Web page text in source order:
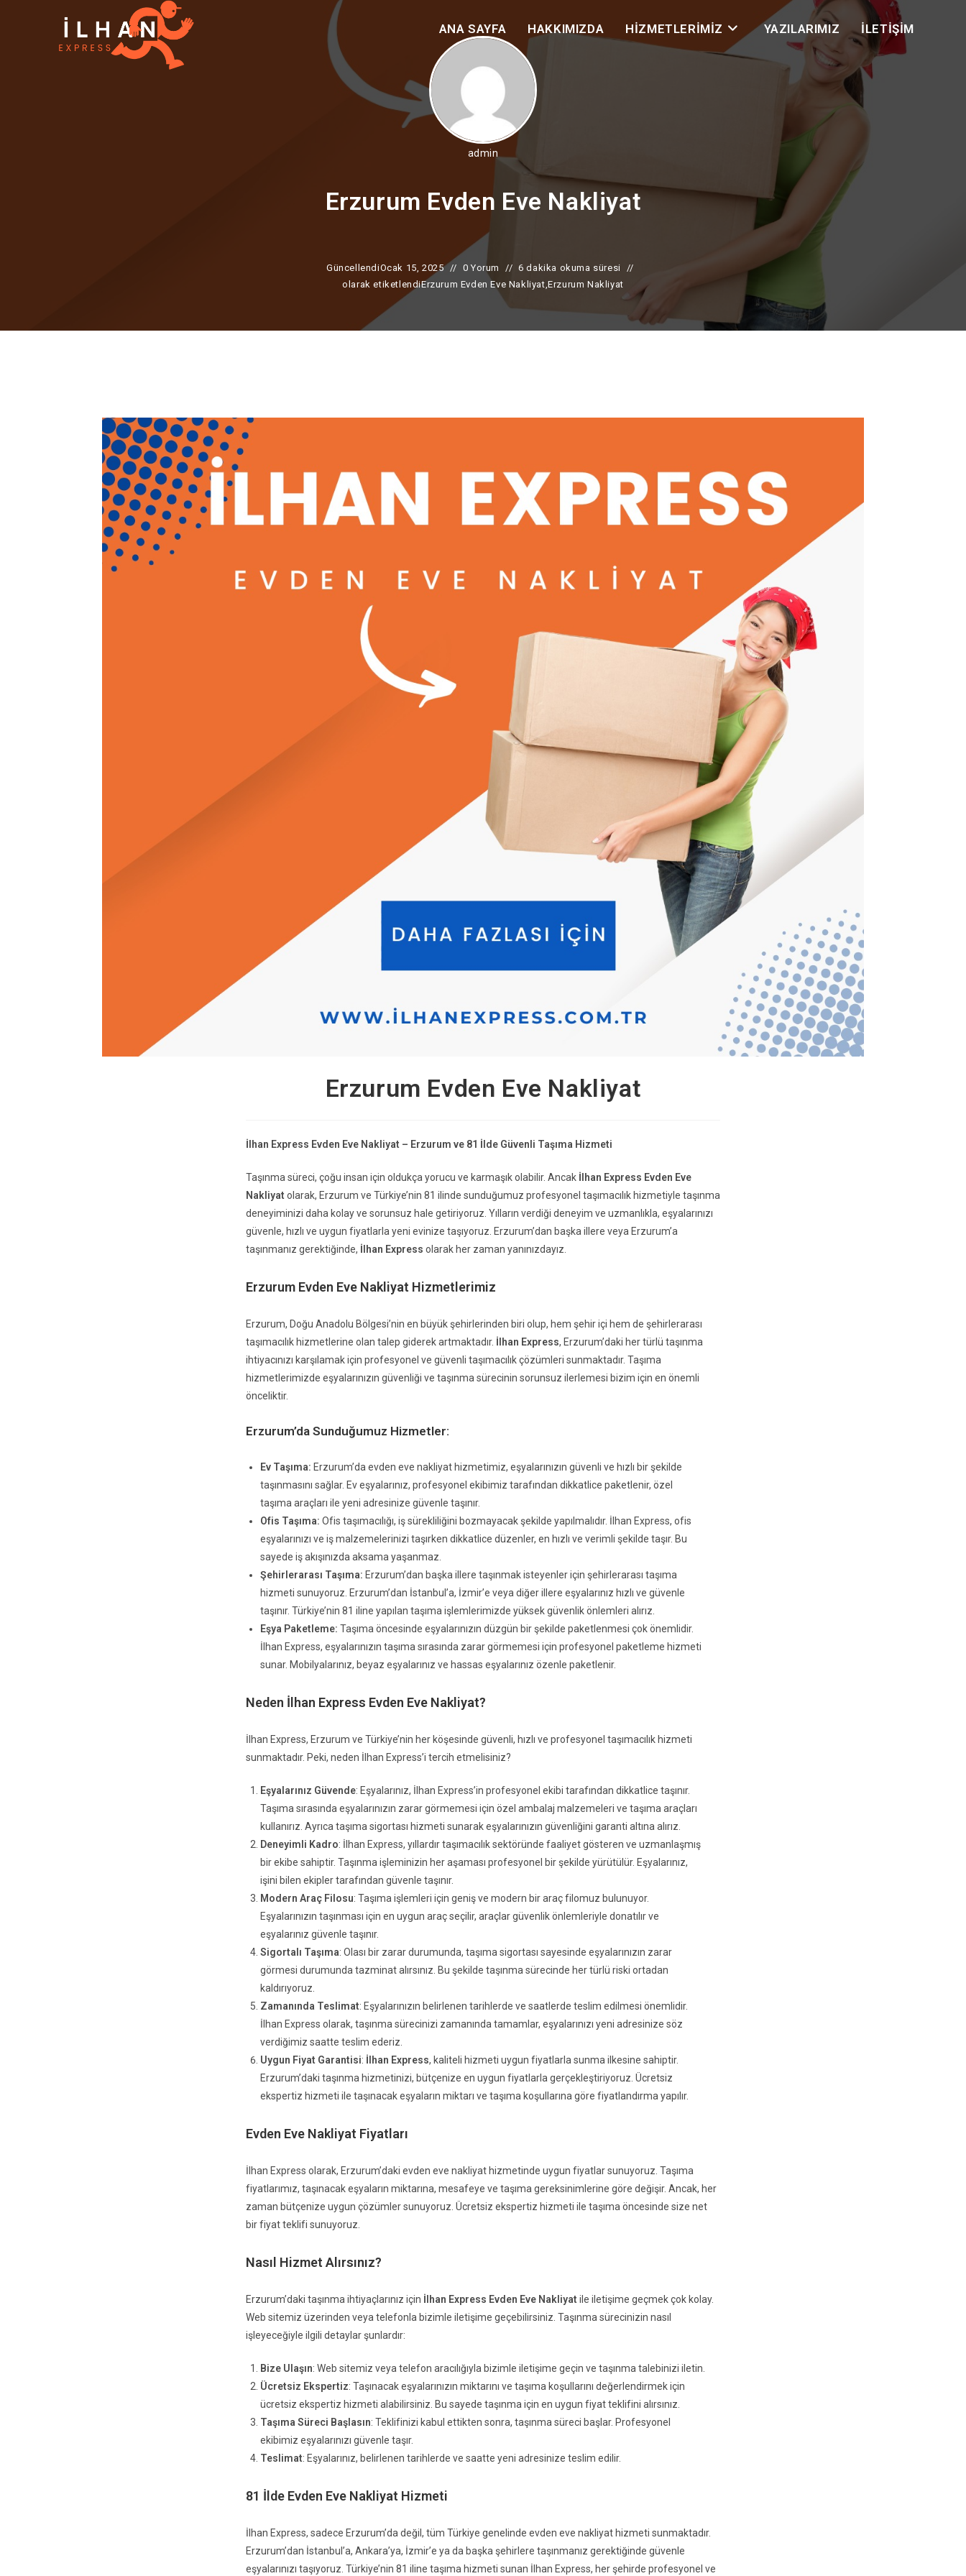
ANA SAYFA HAKKIMIZDA HIZMETLERIMIZ YAZILARIMIZ İLETIŞIM
admin
Erzurum Evden Eve Nakliyat
GüncellendiOcak 15, 2025 0 Yorum
6 dakika okuma süresi
olarak etiketlendiErzurum Evden Eve Nakliyat,Erzurum Nakliyat
Erzurum Evden Eve Nakliyat
İlhan Express Evden Eve Nakliyat – Erzurum ve 81 İlde Güvenli Taşıma Hizmeti
Taşınma süreci, çoğu insan için oldukça yorucu ve karmaşık olabilir. Ancak İlhan Express Evden Eve
Nakliyat olarak, Erzurum ve Türkiye’nin 81 ilinde sunduğumuz profesyonel taşımacılık hizmetiyle taşınma
deneyiminizi daha kolay ve sorunsuz hale getiriyoruz. Yılların verdiği deneyim ve uzmanlıkla, eşyalarınızı
güvenle, hızlı ve uygun fiyatlarla yeni evinize taşıyoruz. Erzurum’dan başka illere veya Erzurum’a
taşınmanız gerektiğinde, İlhan Express olarak her zaman yanınızdayız.
Erzurum Evden Eve Nakliyat Hizmetlerimiz
Erzurum, Doğu Anadolu Bölgesi’nin en büyük şehirlerinden biri olup, hem şehir içi hem de şehirlerarası
taşımacılık hizmetlerine olan talep giderek artmaktadır. İlhan Express, Erzurum’daki her türlü taşınma
ihtiyacınızı karşılamak için profesyonel ve güvenli taşımacılık çözümleri sunmaktadır. Taşıma
hizmetlerimizde eşyalarınızın güvenliği ve taşınma sürecinin sorunsuz ilerlemesi bizim için en önemli
önceliktir.
Erzurum’da Sunduğumuz Hizmetler:
Ev Taşıma: Erzurum’da evden eve nakliyat hizmetimiz, eşyalarınızın güvenli ve hızlı bir şekilde
taşınmasını sağlar. Ev eşyalarınız, profesyonel ekibimiz tarafından dikkatlice paketlenir, özel
taşıma araçları ile yeni adresinize güvenle taşınır.
Ofis Taşıma: Ofis taşımacılığı, iş sürekliliğini bozmayacak şekilde yapılmalıdır. İlhan Express, ofis
eşyalarınızı ve iş malzemelerinizi taşırken dikkatlice düzenler, en hızlı ve verimli şekilde taşır. Bu
sayede iş akışınızda aksama yaşanmaz.
Şehirlerarası Taşıma: Erzurum’dan başka illere taşınmak isteyenler için şehirlerarası taşıma
hizmeti sunuyoruz. Erzurum’dan İstanbul’a, İzmir’e veya diğer illere eşyalarınız hızlı ve güvenle
taşınır. Türkiye’nin 81 iline yapılan taşıma işlemlerimizde yüksek güvenlik önlemleri alırız.
Eşya Paketleme: Taşıma öncesinde eşyalarınızın düzgün bir şekilde paketlenmesi çok önemlidir.
İlhan Express, eşyalarınızın taşıma sırasında zarar görmemesi için profesyonel paketleme hizmeti
sunar. Mobilyalarınız, beyaz eşyalarınız ve hassas eşyalarınız özenle paketlenir.
Neden İlhan Express Evden Eve Nakliyat?
İlhan Express, Erzurum ve Türkiye’nin her köşesinde güvenli, hızlı ve profesyonel taşımacılık hizmeti
sunmaktadır. Peki, neden İlhan Express’i tercih etmelisiniz?
Eşyalarınız Güvende: Eşyalarınız, İlhan Express’in profesyonel ekibi tarafından dikkatlice taşınır.
Taşıma sırasında eşyalarınızın zarar görmemesi için özel ambalaj malzemeleri ve taşıma araçları
kullanırız. Ayrıca taşıma sigortası hizmeti sunarak eşyalarınızın güvenliğini garanti altına alırız.
Deneyimli Kadro: İlhan Express, yıllardır taşımacılık sektöründe faaliyet gösteren ve uzmanlaşmış
bir ekibe sahiptir. Taşınma işleminizin her aşaması profesyonel bir şekilde yürütülür. Eşyalarınız,
işini bilen ekipler tarafından güvenle taşınır.
Modern Araç Filosu: Taşıma işlemleri için geniş ve modern bir araç filomuz bulunuyor.
Eşyalarınızın taşınması için en uygun araç seçilir, araçlar güvenlik önlemleriyle donatılır ve
eşyalarınız güvenle taşınır.
Sigortalı Taşıma: Olası bir zarar durumunda, taşıma sigortası sayesinde eşyalarınızın zarar
görmesi durumunda tazminat alırsınız. Bu şekilde taşınma sürecinde her türlü riski ortadan
kaldırıyoruz.
Zamanında Teslimat: Eşyalarınızın belirlenen tarihlerde ve saatlerde teslim edilmesi önemlidir.
İlhan Express olarak, taşınma sürecinizi zamanında tamamlar, eşyalarınızı yeni adresinize söz
verdiğimiz saatte teslim ederiz.
Uygun Fiyat Garantisi: İlhan Express, kaliteli hizmeti uygun fiyatlarla sunma ilkesine sahiptir.
Erzurum’daki taşınma hizmetinizi, bütçenize en uygun fiyatlarla gerçekleştiriyoruz. Ücretsiz
ekspertiz hizmeti ile taşınacak eşyaların miktarı ve taşıma koşullarına göre fiyatlandırma yapılır.
Evden Eve Nakliyat Fiyatları
İlhan Express olarak, Erzurum’daki evden eve nakliyat hizmetinde uygun fiyatlar sunuyoruz. Taşıma
fiyatlarımız, taşınacak eşyaların miktarına, mesafeye ve taşıma gereksinimlerine göre değişir. Ancak, her
zaman bütçenize uygun çözümler sunuyoruz. Ücretsiz ekspertiz hizmeti ile taşıma öncesinde size net
bir fiyat teklifi sunuyoruz.
Nasıl Hizmet Alırsınız?
Erzurum’daki taşınma ihtiyaçlarınız için İlhan Express Evden Eve Nakliyat ile iletişime geçmek çok kolay.
Web sitemiz üzerinden veya telefonla bizimle iletişime geçebilirsiniz. Taşınma sürecinizin nasıl
işleyeceğiyle ilgili detaylar şunlardır:
Bize Ulaşın: Web sitemiz veya telefon aracılığıyla bizimle iletişime geçin ve taşınma talebinizi iletin.
Ücretsiz Ekspertiz: Taşınacak eşyalarınızın miktarını ve taşıma koşullarını değerlendirmek için
ücretsiz ekspertiz hizmeti alabilirsiniz. Bu sayede taşınma için en uygun fiyat teklifini alırsınız.
Taşıma Süreci Başlasın: Teklifinizi kabul ettikten sonra, taşınma süreci başlar. Profesyonel
ekibimiz eşyalarınızı güvenle taşır.
Teslimat: Eşyalarınız, belirlenen tarihlerde ve saatte yeni adresinize teslim edilir.
81 İlde Evden Eve Nakliyat Hizmeti
İlhan Express, sadece Erzurum’da değil, tüm Türkiye genelinde evden eve nakliyat hizmeti sunmaktadır.
Erzurum’dan İstanbul’a, Ankara’ya, İzmir’e ya da başka şehirlere taşınmanız gerektiğinde güvenle
eşyalarınızı taşıyoruz. Türkiye’nin 81 iline taşıma hizmeti sunan İlhan Express, her şehirde profesyonel ve